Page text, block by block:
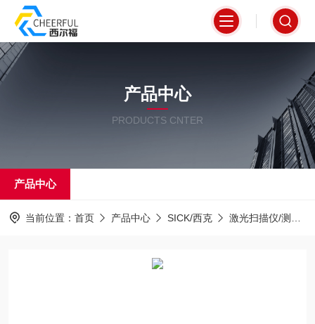
产品中心
PRODUCTS CNTER
产品中心
当前位置： 首页 产品中心 SICK/西克 激光扫描仪/测距仪